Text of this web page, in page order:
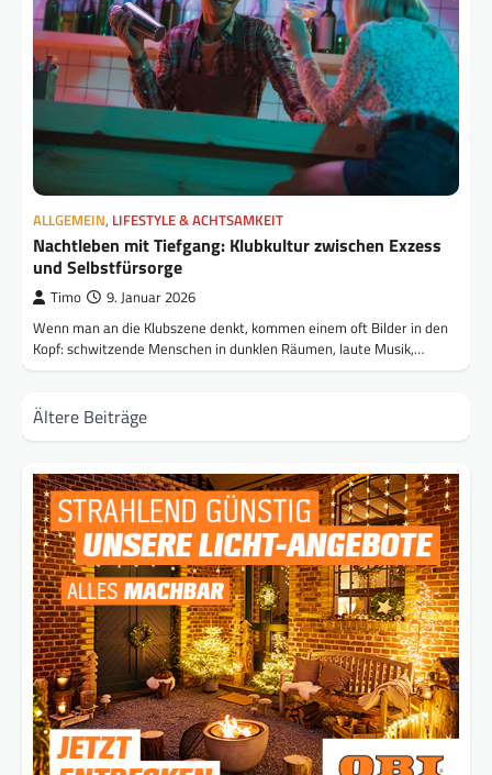
ALLGEMEIN, LIFESTYLE & ACHTSAMKEIT
Nachtleben mit Tiefgang: Klubkultur zwischen Exzess
und Selbstfürsorge
Timo 9. Januar 2026
Wenn man an die Klubszene denkt, kommen einem oft Bilder in den
Kopf: schwitzende Menschen in dunklen Räumen, laute Musik,…
Beitragsnavigation
Ältere Beiträge